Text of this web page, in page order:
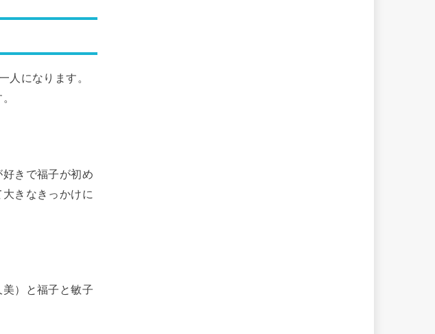
人になります。
きで福子が初め
きなきっかけに
）と福子と敏子